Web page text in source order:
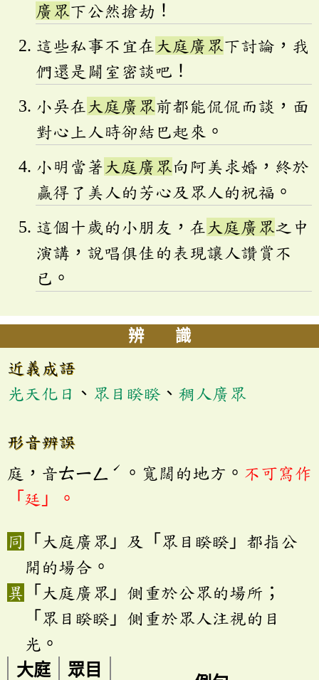
廣眾下公然搶劫！
這些私事不宜在 大庭廣眾下討論，我
們還是闢室密談吧！
小吳在 大庭廣眾前都能侃侃而談，面
對心上人時卻結巴起來。
小明當著 大庭廣眾向阿美求婚，終於
贏得了美人的芳心及眾人的祝福。
這個十歲的小朋友，在 大庭廣眾之中
演講，說唱俱佳的表現讓人讚賞不
已。
辨 識
近義成語
光天化日 、 眾目睽睽 、 稠人廣眾
形音辨誤
庭，音ㄊㄧㄥ
ˊ 。寬闊的地方。 不可寫作
「廷」。
「大庭廣眾」及「眾目睽睽」都指公
開的場合。
「大庭廣眾」側重於公眾的場所；
「眾目睽睽」側重於眾人注視的目
光。
大庭
眾目